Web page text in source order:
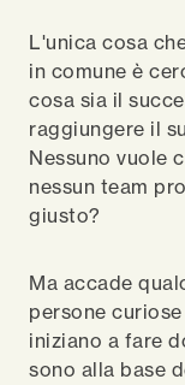
L'unica cosa
in comune è
cosa sia il
raggiungere il
Nessuno vuole
nessun team
giusto?
Ma accade
persone
iniziano a fare
sono alla base